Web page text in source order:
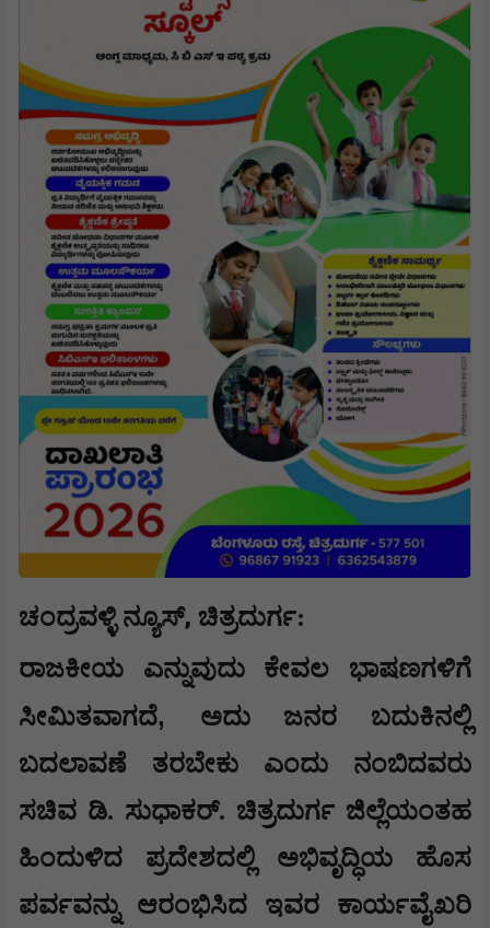
ಚಂದ್ರವಳ್ಳಿ ನ್ಯೂಸ್, ಚಿತ್ರದುರ್ಗ:
ರಾಜಕೀಯ ಎನ್ನುವುದು ಕೇವಲ ಭಾಷಣಗಳಿಗೆ
ಸೀಮಿತವಾಗದೆ, ಅದು ಜನರ ಬದುಕಿನಲ್ಲಿ
ಬದಲಾವಣೆ ತರಬೇಕು ಎಂದು ನಂಬಿದವರು
ಸಚಿವ ಡಿ. ಸುಧಾಕರ್. ಚಿತ್ರದುರ್ಗ ಜಿಲ್ಲೆಯಂತಹ
ಹಿಂದುಳಿದ ಪ್ರದೇಶದಲ್ಲಿ ಅಭಿವೃದ್ಧಿಯ ಹೊಸ
ಪರ್ವವನ್ನು ಆರಂಭಿಸಿದ ಇವರ ಕಾರ್ಯವೈಖರಿ